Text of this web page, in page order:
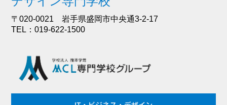
〒020-0021 岩手県盛岡市中央通3-2-17
TEL：019-622-1500